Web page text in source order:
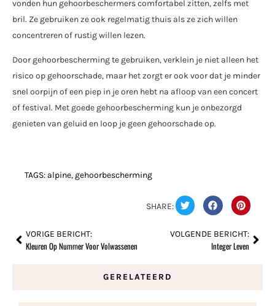
vonden hun gehoorbeschermers comfortabel zitten, zelfs met
bril. Ze gebruiken ze ook regelmatig thuis als ze zich willen
concentreren of rustig willen lezen.
Door gehoorbescherming te gebruiken, verklein je niet alleen het
risico op gehoorschade, maar het zorgt er ook voor dat je minder
snel oorpijn of een piep in je oren hebt na afloop van een concert
of festival. Met goede gehoorbescherming kun je onbezorgd
genieten van geluid en loop je geen gehoorschade op.
TAGS: alpine,gehoorbescherming
SHARE:
VORIGE BERICHT:
Kleuren Op Nummer Voor Volwassenen
VOLGENDE BERICHT:
Integer Leven
GERELATEERD